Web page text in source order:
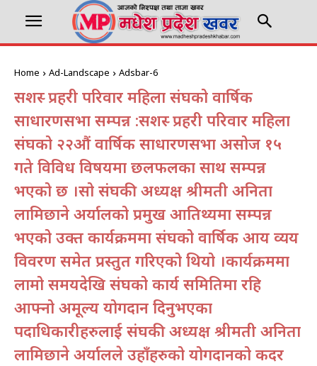
Home Ad-Landscape Adsbar-6
सशस्त्र प्रहरी परिवार महिला संघको वार्षिक
साधारणसभा सम्पन्न :सशस्त्र प्रहरी परिवार महिला
संघको २२औं वार्षिक साधारणसभा असोज १५
गते विविध विषयमा छलफलका साथ सम्पन्न
भएको छ ।सो संघकी अध्यक्ष श्रीमती अनिता
लामिछाने अर्यालको प्रमुख आतिथ्यमा सम्पन्न
भएको उक्त कार्यक्रममा संघको वार्षिक आय व्यय
विवरण समेत प्रस्तुत गरिएको थियो ।कार्यक्रममा
लामो समयदेखि संघको कार्य समितिमा रहि
आफ्नो अमूल्य योगदान दिनुभएका
पदाधिकारीहरुलाई संघकी अध्यक्ष श्रीमती अनिता
लामिछाने अर्यालले उहाँहरुको योगदानको कदर